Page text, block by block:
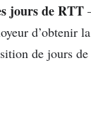
jours de RTT
d’obtenir
de jours